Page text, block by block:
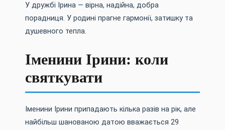
У дружбі Ірина — вірна, надійна, добра
порадниця. У родині прагне гармонії, затишку та
душевного тепла.
Іменини Ірини: коли
святкувати
Іменини Ірини припадають кілька разів на рік, але
найбільш шанованою датою вважається 29